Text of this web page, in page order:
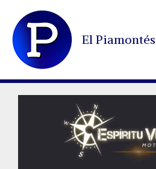
contenido
El Piamontés